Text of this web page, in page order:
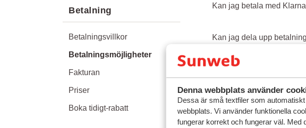
Denna webbplats använder
Dessa är små textfiler som
webbplats. Vi använder funktionella
fungerar korrekt och fungerar väl. Med
Betalning
Betalningsvillkor
Betalningsmöjligheter
Fakturan
Priser
Boka tidigt-rabatt
Kan jag betala med
Kan jag dela upp
Kan jag betala med Swish?